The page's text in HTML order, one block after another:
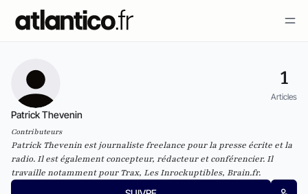
1
Articles
Patrick Thevenin
Contributeurs
Patrick Thevenin est journaliste freelance pour la presse écrite et la
radio. Il est également concepteur, rédacteur et conférencier. Il
travaille notamment pour Trax, Les Inrockuptibles, Brain.fr.